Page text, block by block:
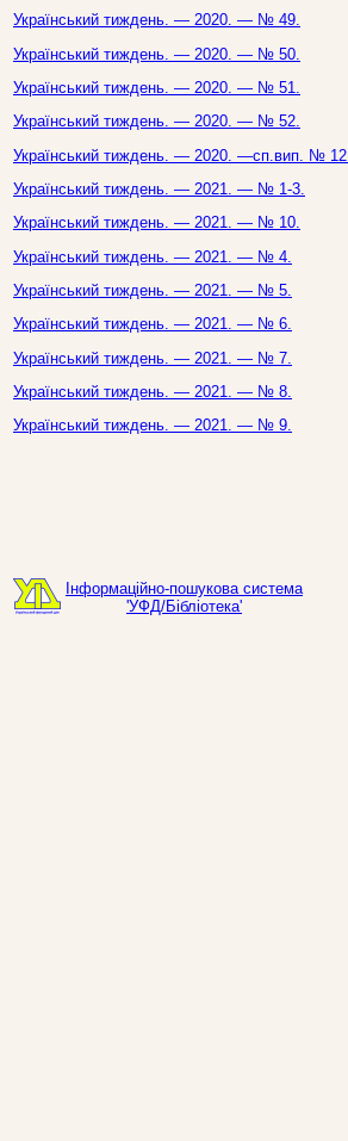
Український тиждень. — 2020. — № 49.
Український тиждень. — 2020. — № 50.
Український тиждень. — 2020. — № 51.
Український тиждень. — 2020. — № 52.
Український тиждень. — 2020. —сп.вип. № 12.
Український тиждень. — 2021. — № 1-3.
Український тиждень. — 2021. — № 10.
Український тиждень. — 2021. — № 4.
Український тиждень. — 2021. — № 5.
Український тиждень. — 2021. — № 6.
Український тиждень. — 2021. — № 7.
Український тиждень. — 2021. — № 8.
Український тиждень. — 2021. — № 9.
Інформаційно-пошукова система
'УФД/Бібліотека'